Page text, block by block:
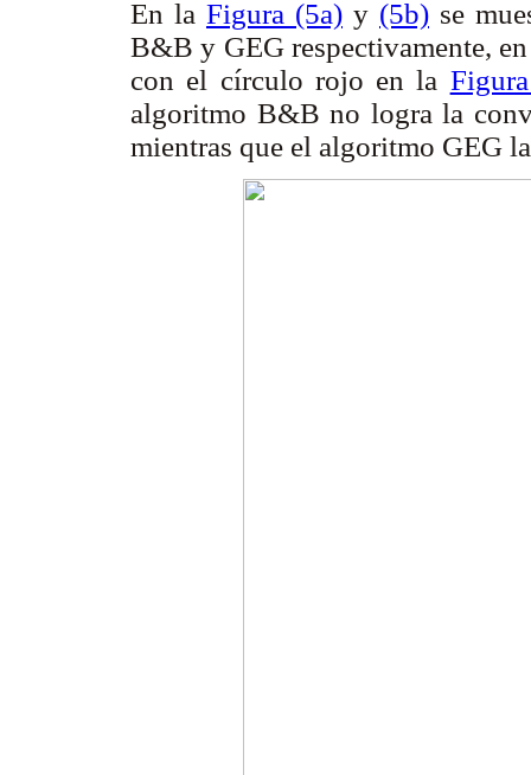
En la Figura (5a) y (5b) se
B&B y GEG respectivamente,
con el círculo rojo en la
algoritmo B&B no logra la
mientras que el algoritmo GEG